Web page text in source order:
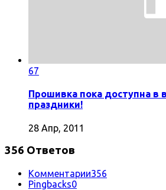
67
Прошивка пока доступна в
праздники!
28 Апр, 2011
356 Ответов
Комментарии356
Pingbacks0